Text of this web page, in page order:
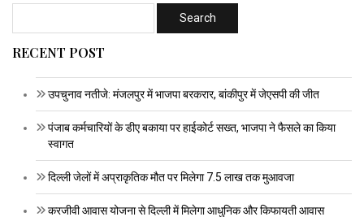
RECENT POST
उपचुनाव नतीजे: मंजलपुर में भाजपा बरकरार, बांकीपुर में जेएसपी की जीत
पंजाब कर्मचारियों के डीए बकाया पर हाईकोर्ट सख्त, भाजपा ने फैसले का किया
स्वागत
दिल्ली जेलों में अप्राकृतिक मौत पर मिलेगा 7.5 लाख तक मुआवजा
करजीवी आवास योजना से दिल्ली में मिलेगा आधुनिक और किफायती आवास